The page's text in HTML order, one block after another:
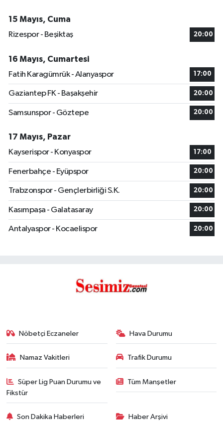
15 Mayıs, Cuma
Rizespor - Beşiktaş
20:00
16 Mayıs, Cumartesi
Fatih Karagümrük - Alanyaspor
17:00
Gaziantep FK - Başakşehir 20:00
Samsunspor - Göztepe 20:00
17 Mayıs, Pazar
Kayserispor - Konyaspor
17:00
Fenerbahçe - Eyüpspor 20:00
Trabzonspor - Gençlerbirliği S.K. 20:00
Kasımpaşa - Galatasaray 20:00
Antalyaspor - Kocaelispor 20:00
Nöbetçi Eczaneler Hava Durumu
Namaz Vakitleri Trafik Durumu
Süper Lig Puan Durumu ve
Fikstür
Tüm Manşetler
Son Dakika Haberleri Haber Arşivi